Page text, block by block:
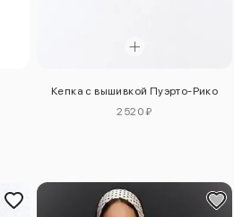
Кепка с вышивкой Пуэрто-Рико
2520 ₽